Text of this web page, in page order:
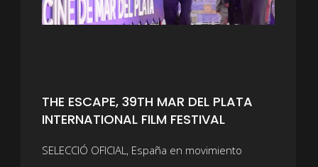
THE ESCAPE, 39TH MAR DEL PLATA
INTERNATIONAL FILM FESTIVAL
SELECCIÓ OFICIAL, España en movimiento